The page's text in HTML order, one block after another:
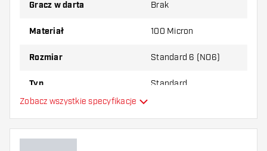
Wypróbuj inny kształt, materiał lub grubość
najbardziej Ci odpowiada!
Gracz w darta Brak
Materiał 100 Micron
Rozmiar Standard 6 (NO6)
Typ Standard
Główny kolor
Zobacz wszystkie specyfikacje